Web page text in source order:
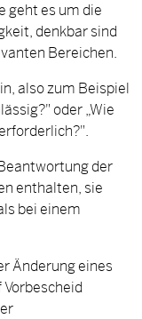
geht es um die
denkbar sind
Bereichen.
also zum Beispiel
oder „Wie
der
enthalten, sie
bei einem
Änderung eines